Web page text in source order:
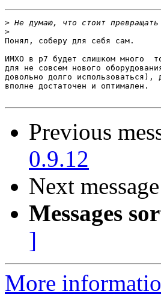
>
>
Понял, соберу для себя сам.
ИМХО в р7 будет слишком много
для не совсем нового
довольно долго использоваться),
вполне достаточен и оптимален.
Previous
0.9.12
Next
Messages
]
More